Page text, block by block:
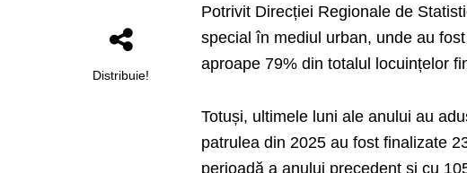
Distribuie!
Potrivit Direcției Regionale de
special în mediul urban, unde au
aproape 79% din totalul locuințelor
Totuși, ultimele luni ale anului au
patrulea din 2025 au fost finalizate
perioadă a anului precedent și cu